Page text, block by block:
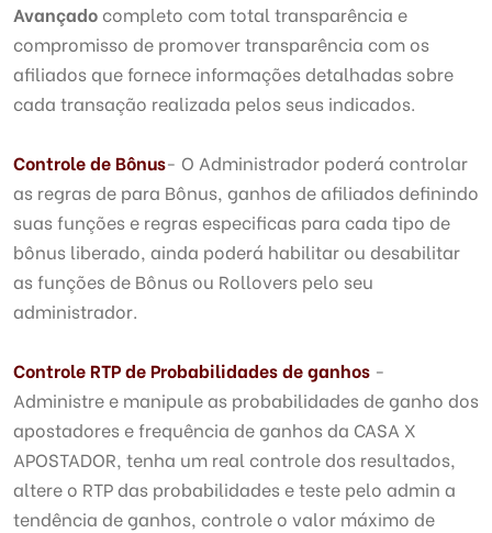
Avançado completo com total transparência e
compromisso de promover transparência com os
afiliados que fornece informações detalhadas sobre
cada transação realizada pelos seus indicados.
Controle de Bônus- O Administrador poderá controlar
as regras de para Bônus, ganhos de afiliados definindo
suas funções e regras especificas para cada tipo de
bônus liberado, ainda poderá habilitar ou desabilitar
as funções de Bônus ou Rollovers pelo seu
administrador.
Controle RTP de Probabilidades de ganhos -
Administre e manipule as probabilidades de ganho dos
apostadores e frequência de ganhos da CASA X
APOSTADOR, tenha um real controle dos resultados,
altere o RTP das probabilidades e teste pelo admin a
tendência de ganhos, controle o valor máximo de